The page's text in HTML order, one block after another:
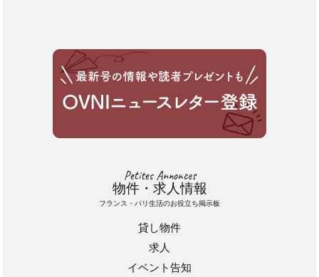
Petites Annonces
物件・求人情報
フランス・パリ生活のお役立ち掲示板
貸し物件
求人
イベント告知